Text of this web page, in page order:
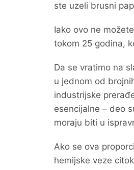
ste uzeli brusni
Iako ovo ne
tokom 25 godina,
Da se vratimo na
u jednom od
industrijske
esencijalne – deo
moraju biti u
Ako se ova
hemijske veze